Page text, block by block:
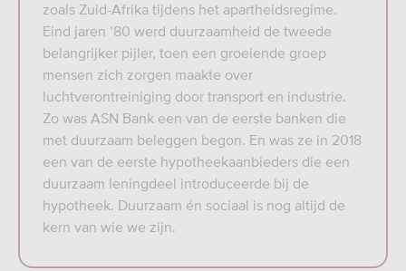
zoals Zuid-Afrika tijdens het apartheidsregime.
Eind jaren ’80 werd duurzaamheid de tweede
belangrijker pijler, toen een groeiende groep
mensen zich zorgen maakte over
luchtverontreiniging door transport en industrie.
Zo was ASN Bank een van de eerste banken die
met duurzaam beleggen begon. En was ze in 2018
een van de eerste hypotheekaanbieders die een
duurzaam leningdeel introduceerde bij de
hypotheek. Duurzaam én sociaal is nog altijd de
kern van wie we zijn.